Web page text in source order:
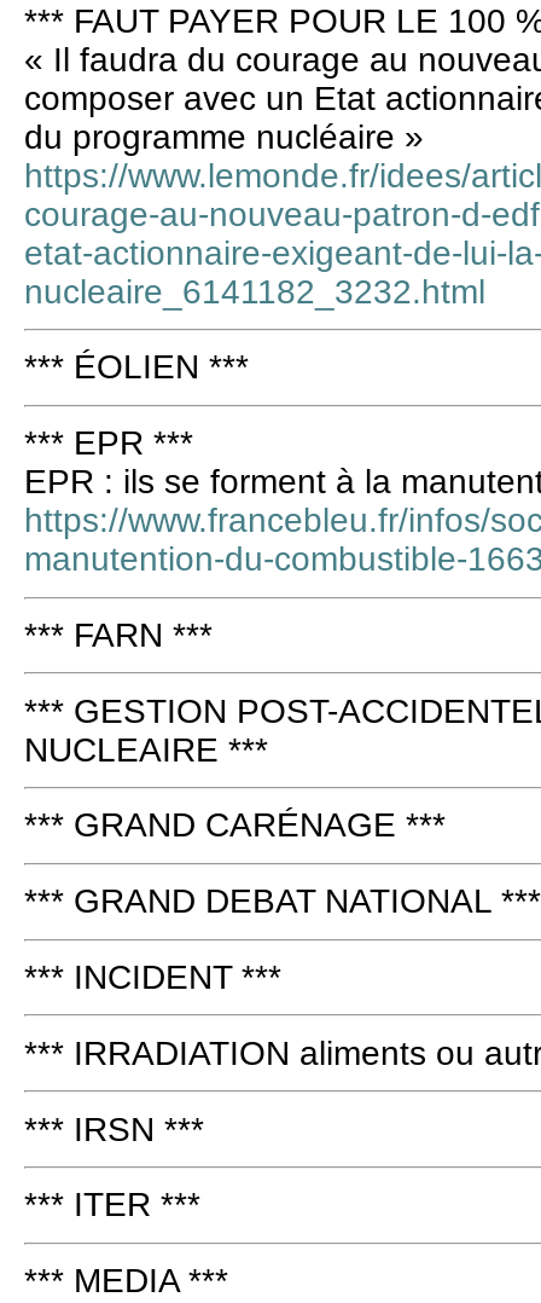
*** FAUT PAYER POUR LE 100
« Il faudra du courage au
composer avec un Etat
du programme nucléaire »
https://www.lemonde.fr/idees/
courage-au-nouveau-patron-d-
etat-actionnaire-exigeant-de-lui-
nucleaire_6141182_3232.html
*** ÉOLIEN ***
*** EPR ***
EPR : ils se forment à la
https://www.francebleu.fr/infos/
manutention-du-combustible-
*** FARN ***
*** GESTION POST-
NUCLEAIRE ***
*** GRAND CARÉNAGE ***
*** GRAND DEBAT NATIONAL ***
*** INCIDENT ***
*** IRRADIATION aliments ou
*** IRSN ***
*** ITER ***
*** MEDIA ***